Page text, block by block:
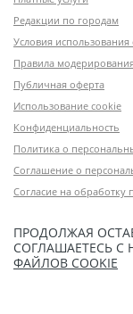
Редакции по городам
Условия использования
Правила модерирования
Публичная оферта
Использование cookie
Конфиденциальность
Политика о
Соглашение о
Согласие на обработку
ПРОДОЛЖАЯ
СОГЛАШАЕТЕСЬ С
ФАЙЛОВ COOKIE